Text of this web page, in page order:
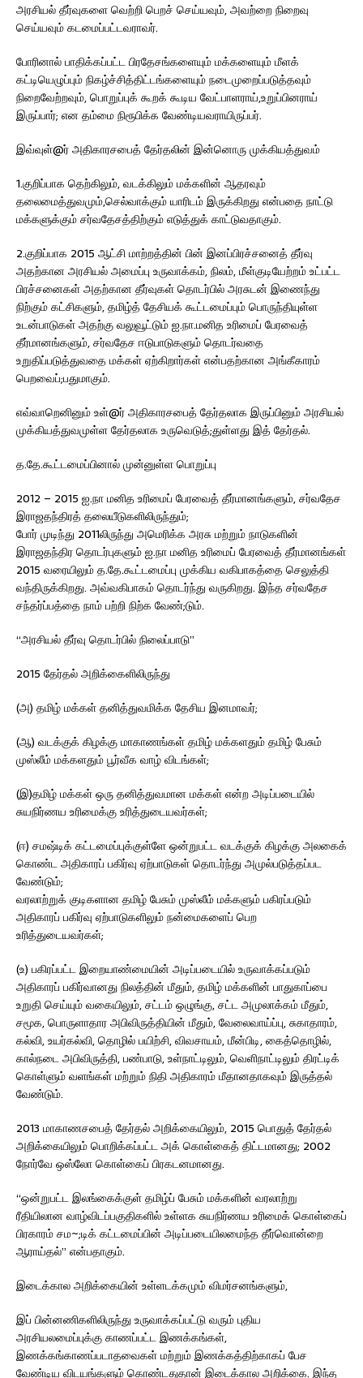
அரசியல் தீர்வுகளை வெற்றி பெறச் செய்யவும், அவற்றை நிறைவு
செய்யவும் கடமைப்பட்டவராவர்.
போரினால் பாதிக்கப்பட்ட பிரதேசங்களையும் மக்களையும் மீளக்
கட்டியெழுப்பும் நிகழ்ச்சித்திட்டங்களையும் நடைமுறைப்படுத்தவும்
நிறைவேற்றவும், பொறுப்புக் கூறக் கூடிய வேட்பாளராய்,உறுப்பினராய்
இருப்பார்; என தம்மை நிரூபிக்க வேண்டியவராயிருப்பர்.
இவ்வுள்@ர் அதிகாரசபைத் தேர்தலின் இன்னொரு முக்கியத்துவம்
1.குறிப்பாக தெற்கிலும், வடக்கிலும் மக்களின் ஆதரவும்
தலைமைத்துவமும்,செல்வாக்கும் யாரிடம் இருக்கிறது என்பதை நாட்டு
மக்களுக்கும் சர்வதேசத்திற்கும் எடுத்துக் காட்டுவதாகும்.
2.குறிப்பாக 2015 ஆட்சி மாற்றத்தின் பின் இனப்பிரச்சனைத் தீர்வு
அதற்கான அரசியல் அமைப்பு உருவாக்கம், நிலம், மீள்குடியேற்றம் உட்பட்ட
பிரச்சனைகள் அதற்கான தீர்வுகள் தொடர்பில் அரசுடன் இணைந்து
நிற்கும் கட்சிகளும், தமிழ்த் தேசியக் கூட்டமைப்பும் பொருந்தியுள்ள
உடன்பாடுகள் அதற்கு வலுவூட்டும் ஐ.நா.மனித உரிமைப் பேரவைத்
தீர்மானங்களும், சர்வதேச ஈடுபாடுகளும் தொடர்வதை
உறுதிப்படுத்துவதை மக்கள் ஏற்கிறார்கள் என்பதற்கான அங்கீகாரம்
பெறவைப்;பதுமாகும்.
எவ்வாறெனினும் உள்@ர் அதிகாரசபைத் தேர்தலாக இருப்பினும் அரசியல்
முக்கியத்துவமுள்ள தேர்தலாக உருவெடுத்;துள்ளது இத் தேர்தல்.
த.தே.கூட்டமைப்பினால் முன்னுள்ள பொறுப்பு
2012 – 2015 ஐ.நா மனித உரிமைப் பேரவைத் தீர்மானங்களும், சர்வதேச
இராஜதந்திரத் தலையீடுகளிலிருந்தும்;
போர் முடிந்து 2011லிருந்து அமெரிக்க அரசு மற்றும் நாடுகளின்
இராஜதந்திர தொடர்புகளும் ஐ.நா மனித உரிமைப் பேரவைத் தீர்மானங்கள்
2015 வரையிலும் த.தே.கூட்டமைப்பு முக்கிய வகிபாகத்தை செலுத்தி
வந்திருக்கிறது. அவ்வகிபாகம் தொடர்ந்து வருகிறது. இந்த சர்வதேச
சந்தர்ப்பத்தை நாம் பற்றி நிற்க வேண்;டும்.
“அரசியல் தீர்வு தொடர்பில் நிலைப்பாடு”
2015 தேர்தல் அறிக்கைளிலிருந்து
(அ) தமிழ் மக்கள் தனித்துவமிக்க தேசிய இனமாவர்;
(ஆ) வடக்குக் கிழக்கு மாகாணங்கள் தமிழ் மக்களதும் தமிழ் பேசும்
முஸ்லீம் மக்களதும் பூர்வீக வாழ் விடங்கள்;
(இ)தமிழ் மக்கள் ஒரு தனித்துவமான மக்கள் என்ற அடிப்படையில்
சுயநிர்ணய உரிமைக்கு உரித்துடையவர்கள்;
(ஈ) சமஷ்டிக் கட்டமைப்புக்குள்ளே ஒன்றுபட்ட வடக்குக் கிழக்கு அலகைக்
கொண்ட அதிகாரப் பகிர்வு ஏற்பாடுகள் தொடர்ந்து அமுல்படுத்தப்பட
வேண்டும்;
வரலாற்றுக் குடிகளான தமிழ் பேசும் முஸ்லீம் மக்களும் பகிரப்படும்
அதிகாரப் பகிர்வு ஏற்பாடுகளிலும் நன்மைகளைப் பெற
உரித்துடையவர்கள்;
(உ) பகிரப்பட்ட இறையாண்மையின் அடிப்படையில் உருவாக்கப்படும்
அதிகாரப் பகிர்வானது நிலத்தின் மீதும், தமிழ் மக்களின் பாதுகாப்பை
உறுதி செய்யும் வகையிலும், சட்டம் ஒழுங்கு, சட்ட அமுலாக்கம் மீதும்,
சமூக, பொருளாதார அபிவிருத்தியின் மீதும், வேலைவாய்ப்பு, சுகாதாரம்,
கல்வி, உயர்கல்வி, தொழில் பயிற்சி, விவசாயம், மீன்பிடி, கைத்தொழில்,
கால்நடை அபிவிருத்தி, பண்பாடு, உள்நாட்டிலும், வெளிநாட்டிலும் திரட்டிக்
கொள்ளும் வளங்கள் மற்றும் நிதி அதிகாரம் மீதானதாகவும் இருத்தல்
வேண்டும்.
2013 மாகாணசபைத் தேர்தல் அறிக்கையிலும், 2015 பொதுத் தேர்தல்
அறிக்கையிலும் பொறிக்கப்பட்ட அக் கொள்கைத் திட்டமானது; 2002
நோர்வே ஒஸ்லோ கொள்கைப் பிரகடனமானது.
“ஒன்றுபட்ட இலங்கைக்குள் தமிழ்ப் பேசும் மக்களின் வரலாற்று
ரீதியிலான வாழ்விடப்பகுதிகளில் உள்ளக சுயநிர்ணய உரிமைக் கொள்கைப்
பிரகாரம் சம~;டிக் கட்டமைப்பின் அடிப்படையிலமைந்த தீர்வொன்றை
ஆராய்தல்” என்பதாகும்.
இடைக்கால அறிக்கையின் உள்ளடக்கமும் விமர்சனங்களும்,
இப் பின்னணிகளிலிருந்து உருவாக்கப்பட்டு வரும் புதிய
அரசியலமைப்புக்கு காணப்பட்ட இணக்கங்கள்,
இணக்கங்காணப்படாதவைகள் மற்றும் இணக்கத்திற்காகப் பேச
வேண்டிய விடயங்களும் கொண்டதுதான் இடைக்கால அறிக்கை. இந்த